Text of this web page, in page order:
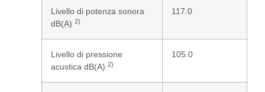
Livello di potenza sonora
dB(A) 2)
117.0
Livello di pressione
acustica dB(A) 2)
105.0